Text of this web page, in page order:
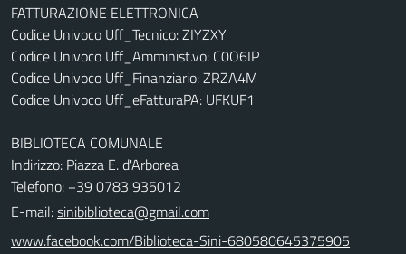
FATTURAZIONE ELETTRONICA
Codice Univoco Uff_Tecnico: ZIYZXY
Codice Univoco Uff_Amminist.vo: C0O6IP
Codice Univoco Uff_Finanziario: ZRZA4M
Codice Univoco Uff_eFatturaPA: UFKUF1
BIBLIOTECA COMUNALE
Indirizzo: Piazza E. d'Arborea
Telefono: +39 0783 935012
E-mail:sinibiblioteca@gmail.com
www.facebook.com/Biblioteca-Sini-680580645375905